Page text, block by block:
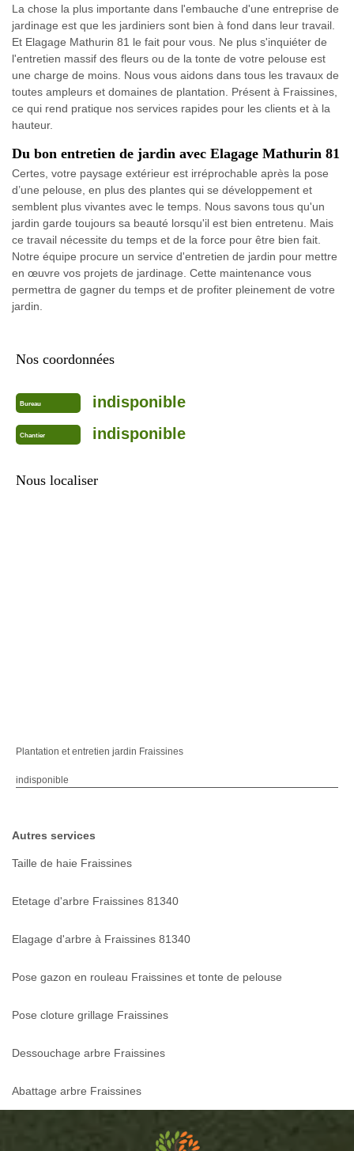
La chose la plus importante dans l'embauche d'une entreprise de
jardinage est que les jardiniers sont bien à fond dans leur travail.
Et Elagage Mathurin 81 le fait pour vous. Ne plus s'inquiéter de
l'entretien massif des fleurs ou de la tonte de votre pelouse est
une charge de moins. Nous vous aidons dans tous les travaux de
toutes ampleurs et domaines de plantation. Présent à Fraissines,
ce qui rend pratique nos services rapides pour les clients et à la
hauteur.
Du bon entretien de jardin avec Elagage Mathurin 81
Certes, votre paysage extérieur est irréprochable après la pose
d’une pelouse, en plus des plantes qui se développement et
semblent plus vivantes avec le temps. Nous savons tous qu'un
jardin garde toujours sa beauté lorsqu'il est bien entretenu. Mais
ce travail nécessite du temps et de la force pour être bien fait.
Notre équipe procure un service d'entretien de jardin pour mettre
en œuvre vos projets de jardinage. Cette maintenance vous
permettra de gagner du temps et de profiter pleinement de votre
jardin.
Nos coordonnées
Bureau indisponible
Chantier indisponible
Nous localiser
Plantation et entretien jardin Fraissines
indisponible
Autres services
Taille de haie Fraissines
Etetage d'arbre Fraissines 81340
Elagage d'arbre à Fraissines 81340
Pose gazon en rouleau Fraissines et tonte de pelouse
Pose cloture grillage Fraissines
Dessouchage arbre Fraissines
Abattage arbre Fraissines